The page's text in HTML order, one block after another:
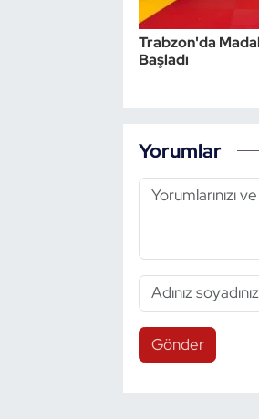
Trabzon'da
Başladı
Yorumlar
Gönder
Vücut Geliştirme Fitness